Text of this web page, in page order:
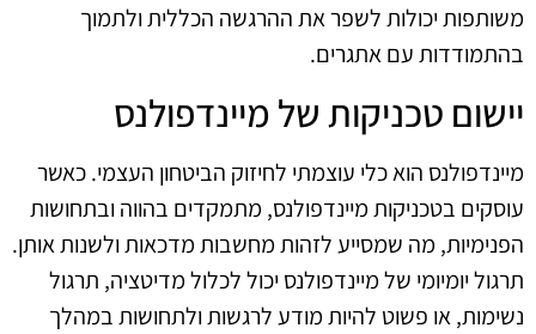
משותפות יכולות לשפר את ההרגשה הכללית ולתמוך
בהתמודדות עם אתגרים.
יישום טכניקות של מיינדפולנס
מיינדפולנס הוא כלי עוצמתי לחיזוק הביטחון העצמי. כאשר
עוסקים בטכניקות מיינדפולנס, מתמקדים בהווה ובתחושות
הפנימיות, מה שמסייע לזהות מחשבות מדכאות ולשנות אותן.
תרגול יומיומי של מיינדפולנס יכול לכלול מדיטציה, תרגול
נשימות, או פשוט להיות מודע לרגשות ולתחושות במהלך